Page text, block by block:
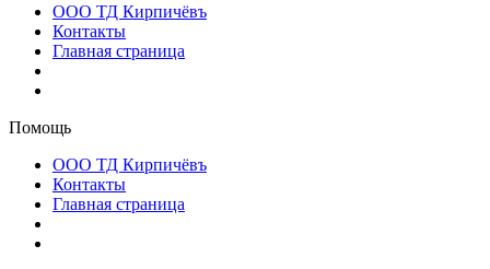
ООО ТД Кирпичёвъ
Контакты
Главная страница
Помощь
ООО ТД Кирпичёвъ
Контакты
Главная страница